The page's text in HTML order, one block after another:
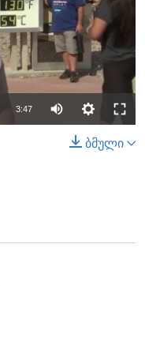
available
3:47
ბმული